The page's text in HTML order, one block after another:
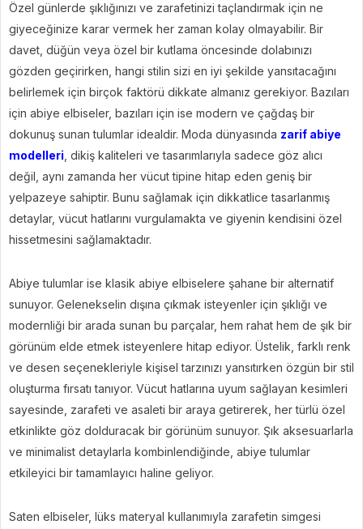
Özel günlerde şıklığınızı ve zarafetinizi taçlandırmak için ne
giyeceğinize karar vermek her zaman kolay olmayabilir. Bir
davet, düğün veya özel bir kutlama öncesinde dolabınızı
gözden geçirirken, hangi stilin sizi en iyi şekilde yansıtacağını
belirlemek için birçok faktörü dikkate almanız gerekiyor. Bazıları
için abiye elbiseler, bazıları için ise modern ve çağdaş bir
dokunuş sunan tulumlar idealdir. Moda dünyasında zarif abiye
modelleri , dikiş kaliteleri ve tasarımlarıyla sadece göz alıcı
değil, aynı zamanda her vücut tipine hitap eden geniş bir
yelpazeye sahiptir. Bunu sağlamak için dikkatlice tasarlanmış
detaylar, vücut hatlarını vurgulamakta ve giyenin kendisini özel
hissetmesini sağlamaktadır.
Abiye tulumlar ise klasik abiye elbiselere şahane bir alternatif
sunuyor. Gelenekselin dışına çıkmak isteyenler için şıklığı ve
modernliği bir arada sunan bu parçalar, hem rahat hem de şık bir
görünüm elde etmek isteyenlere hitap ediyor. Üstelik, farklı renk
ve desen seçenekleriyle kişisel tarzınızı yansıtırken özgün bir stil
oluşturma fırsatı tanıyor. Vücut hatlarına uyum sağlayan kesimleri
sayesinde, zarafeti ve asaleti bir araya getirerek, her türlü özel
etkinlikte göz dolduracak bir görünüm sunuyor. Şık aksesuarlarla
ve minimalist detaylarla kombinlendiğinde, abiye tulumlar
etkileyici bir tamamlayıcı haline geliyor.
Saten elbiseler, lüks materyal kullanımıyla zarafetin simgesi